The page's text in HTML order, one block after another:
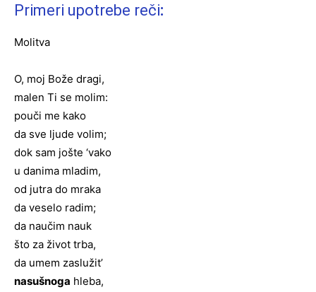
Primeri upotrebe reči:
Molitva
O, moj Bože dragi,
malen Ti se molim:
pouči me kako
da sve ljude volim;
dok sam jošte ‘vako
u danima mladim,
od jutra do mraka
da veselo radim;
da naučim nauk
što za život trba,
da umem zaslužit’
nasušnoga hleba,